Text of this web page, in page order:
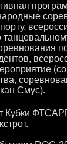
Смус).
Кубки